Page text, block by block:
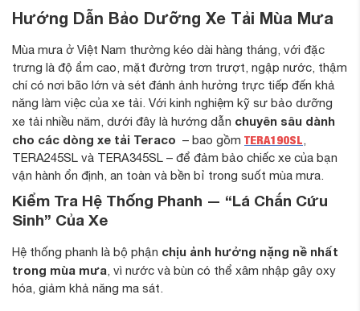
Hướng Dẫn Bảo Dưỡng Xe Tải Mùa Mưa
Mùa mưa ở Việt Nam thường kéo dài hàng tháng, với đặc
trưng là độ ẩm cao, mặt đường trơn trượt, ngập nước, thậm
chí có nơi bão lớn và sét đánh ảnh hưởng trực tiếp đến khả
năng làm việc của xe tải. Với kinh nghiệm kỹ sư bảo dưỡng
xe tải nhiều năm, dưới đây là hướng dẫn chuyên sâu dành
cho các dòng xe tải Teraco – bao gồm TERA190SL,
TERA245SL và TERA345SL – để đảm bảo chiếc xe của bạn
vận hành ổn định, an toàn và bền bỉ trong suốt mùa mưa.
Kiểm Tra Hệ Thống Phanh — “Lá Chắn Cứu
Sinh” Của Xe
Hệ thống phanh là bộ phận chịu ảnh hưởng nặng nề nhất
trong mùa mưa, vì nước và bùn có thể xâm nhập gây oxy
hóa, giảm khả năng ma sát.